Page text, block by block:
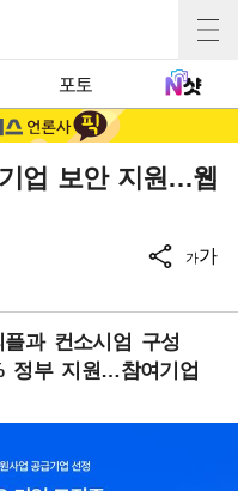
포토
업 보안 지원…웹
가가
플과 컨소시엄 구성
정부 지원…참여기업